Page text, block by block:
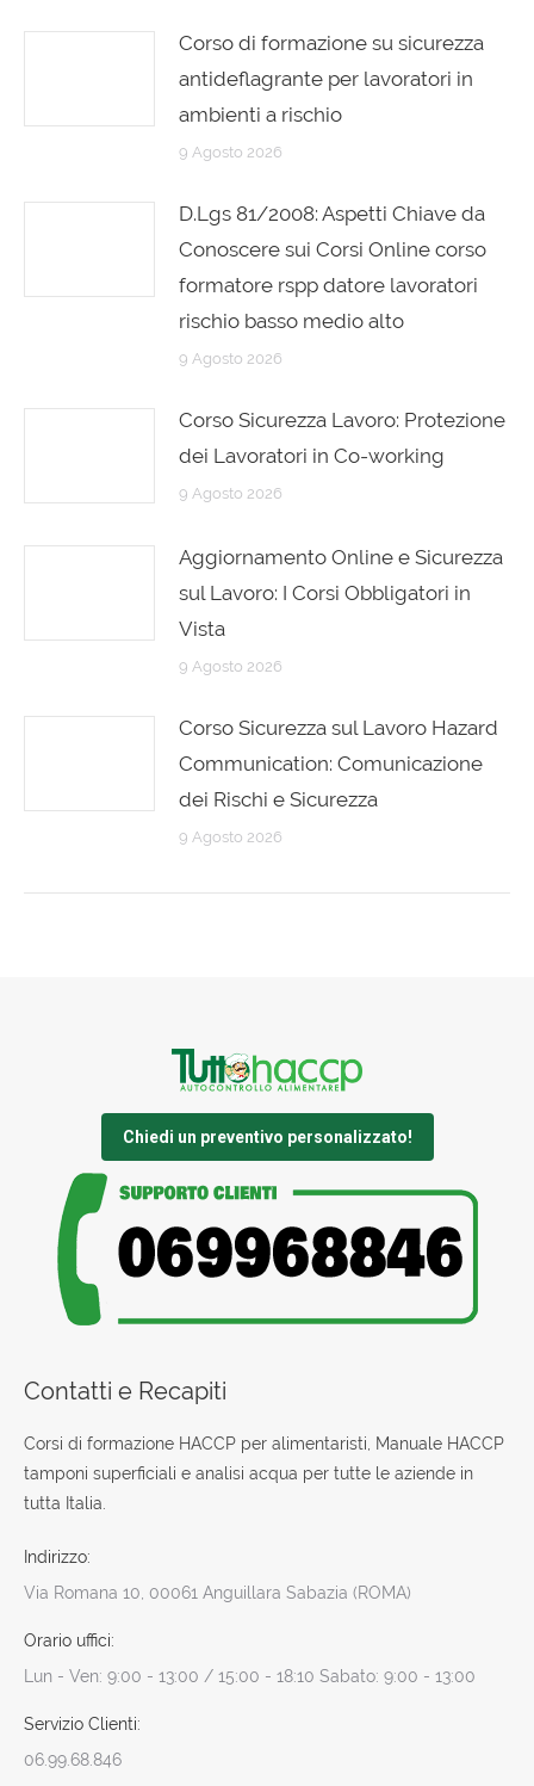
Corso di formazione su sicurezza
antideflagrante per lavoratori in
ambienti a rischio
9 Agosto 2026
D.Lgs 81/2008: Aspetti Chiave da
Conoscere sui Corsi Online corso
formatore rspp datore lavoratori
rischio basso medio alto
9 Agosto 2026
Corso Sicurezza Lavoro: Protezione
dei Lavoratori in Co-working
9 Agosto 2026
Aggiornamento Online e Sicurezza
sul Lavoro: I Corsi Obbligatori in
Vista
9 Agosto 2026
Corso Sicurezza sul Lavoro Hazard
Communication: Comunicazione
dei Rischi e Sicurezza
9 Agosto 2026
Chiedi un preventivo personalizzato!
Contatti e Recapiti
Corsi di formazione HACCP per alimentaristi, Manuale HACCP
tamponi superficiali e analisi acqua per tutte le aziende in
tutta Italia.
Indirizzo:
Via Romana 10, 00061 Anguillara Sabazia (ROMA)
Orario uffici:
Lun - Ven: 9:00 - 13:00 / 15:00 - 18:10 Sabato: 9:00 - 13:00
Servizio Clienti:
06.99.68.846